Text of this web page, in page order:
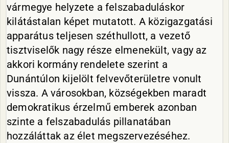
vármegye helyzete a felszabaduláskor
kilátástalan képet mutatott. A közigazgatási
apparátus teljesen széthullott, a vezető
tisztviselők nagy része elmenekült, vagy az
akkori kormány rendelete szerint a
Dunántúlon kijelölt felvevőterületre vonult
vissza. A városokban, községekben maradt
demokratikus érzelmű emberek azonban
szinte a felszabadulás pillanatában
hozzáláttak az élet megszervezéséhez.